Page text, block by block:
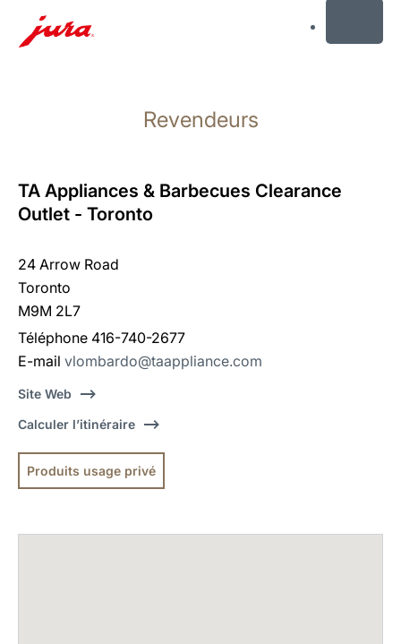
recherche
Revendeurs
TA Appliances & Barbecues Clearance
Outlet - Toronto
24 Arrow Road
Toronto
M9M 2L7
Téléphone 416-740-2677
E-mail vlombardo@taappliance.com
Site Web
Calculer l’itinéraire
Produits usage privé